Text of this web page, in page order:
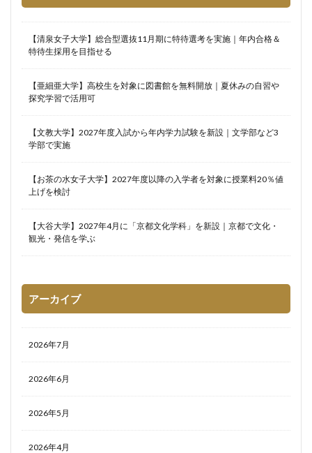
【清泉女子大学】総合型選抜11月期に特待選考を実施｜年内合格＆
特待生採用を目指せる
【亜細亜大学】高校生を対象に図書館を無料開放｜夏休みの自習や
探究学習で活用可
【文教大学】2027年度入試から年内学力試験を新設｜文学部など3
学部で実施
【お茶の水女子大学】2027年度以降の入学者を対象に授業料20％値
上げを検討
【大谷大学】2027年4月に「京都文化学科」を新設｜京都で文化・
観光・発信を学ぶ
アーカイブ
2026年7月
2026年6月
2026年5月
2026年4月